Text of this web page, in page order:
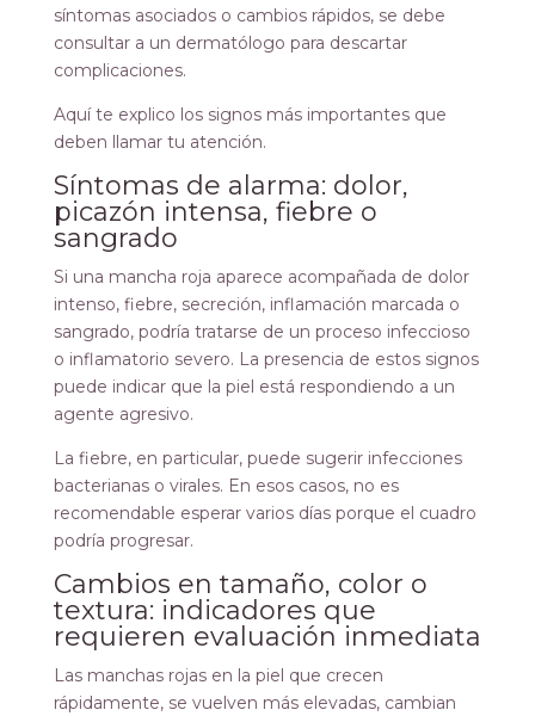
síntomas asociados o cambios rápidos, se debe
consultar a un dermatólogo para descartar
complicaciones.
Aquí te explico los signos más importantes que
deben llamar tu atención.
Síntomas de alarma: dolor,
picazón intensa, fiebre o
sangrado
Si una mancha roja aparece acompañada de dolor
intenso, fiebre, secreción, inflamación marcada o
sangrado, podría tratarse de un proceso infeccioso
o inflamatorio severo. La presencia de estos signos
puede indicar que la piel está respondiendo a un
agente agresivo.
La fiebre, en particular, puede sugerir infecciones
bacterianas o virales. En esos casos, no es
recomendable esperar varios días porque el cuadro
podría progresar.
Cambios en tamaño, color o
textura: indicadores que
requieren evaluación inmediata
Las manchas rojas en la piel que crecen
rápidamente, se vuelven más elevadas, cambian